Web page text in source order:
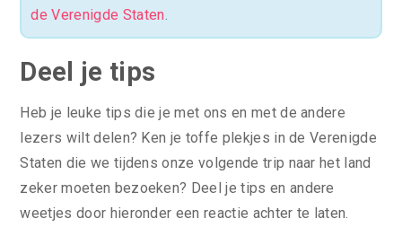
de Verenigde Staten.
Deel je tips
Heb je leuke tips die je met ons en met de andere
lezers wilt delen? Ken je toffe plekjes in de Verenigde
Staten die we tijdens onze volgende trip naar het land
zeker moeten bezoeken? Deel je tips en andere
weetjes door hieronder een reactie achter te laten.